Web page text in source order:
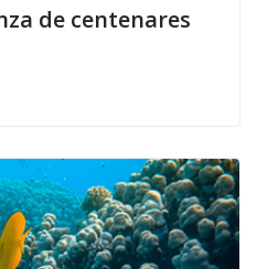
de centenares